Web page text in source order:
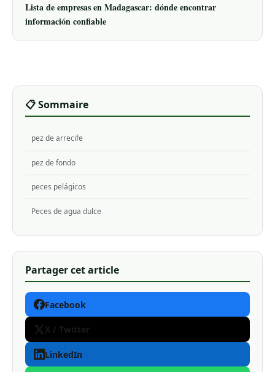
Lista de empresas en Madagascar: dónde encontrar
información confiable
📋 Sommaire
pez de arrecife
pez de fondo
peces pelágicos
Peces de agua dulce
Partager cet article
Facebook
X / Twitter
LinkedIn